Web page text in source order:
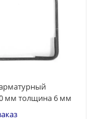
мм толщина 6 мм